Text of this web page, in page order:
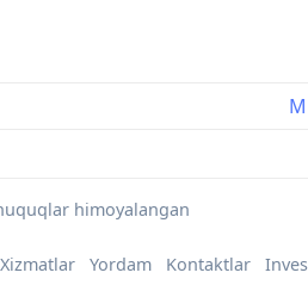
himoyalangan
Xizmatlar Yordam Kontaktlar